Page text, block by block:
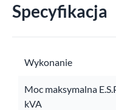
Specyfikacja
Wykonanie
Moc maksymalna
kVA